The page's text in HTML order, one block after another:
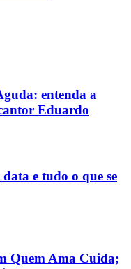
entenda a
Eduardo
e tudo o que se
Quem Ama Cuida;